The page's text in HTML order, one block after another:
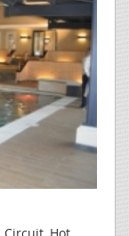
Circuit, Hot